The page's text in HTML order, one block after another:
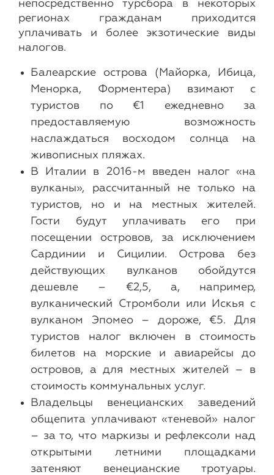
непосредственно турсбора в некоторых
регионах гражданам приходится
уплачивать и более экзотические виды
налогов.
Балеарские острова (Майорка, Ибица,
Менорка, Форментера) взимают с
туристов по €1 ежедневно за
предоставляемую возможность
наслаждаться восходом солнца на
живописных пляжах.
В Италии в 2016-м введен налог «на
вулканы», рассчитанный не только на
туристов, но и на местных жителей.
Гости будут уплачивать его при
посещении островов, за исключением
Сардинии и Сицилии. Острова без
действующих вулканов обойдутся
дешевле – €2,5, а, например,
вулканический Стромболи или Искья с
вулканом Эпомео – дороже, €5. Для
туристов налог включен в стоимость
билетов на морские и авиарейсы до
островов, а для местных жителей – в
стоимость коммунальных услуг.
Владельцы венецианских заведений
общепита уплачивают «теневой» налог
– за то, что маркизы и рефлексоли над
открытыми летними площадками
затеняют венецианские тротуары.